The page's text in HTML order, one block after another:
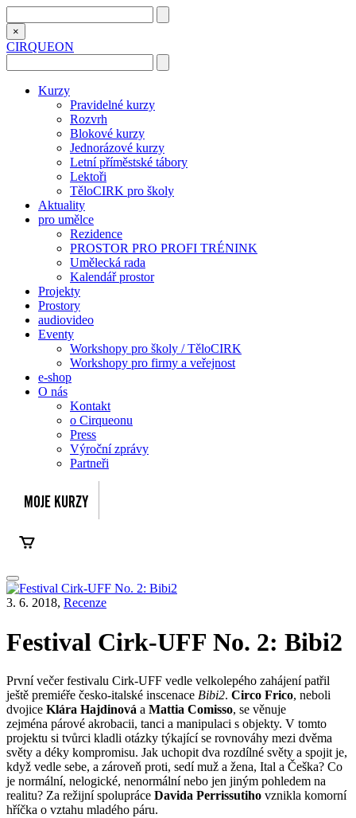
×
CIRQUEON
Kurzy
Pravidelné kurzy
Rozvrh
Blokové kurzy
Jednorázové kurzy
Letní příměstské tábory
Lektoři
TěloCIRK pro školy
Aktuality
pro umělce
Rezidence
PROSTOR PRO PROFI TRÉNINK
Umělecká rada
Kalendář prostor
Projekty
Prostory
audiovideo
Eventy
Workshopy pro školy / TěloCIRK
Workshopy pro firmy a veřejnost
e-shop
O nás
Kontakt
o Cirqueonu
Press
Výroční zprávy
Partneři
3. 6. 2018, Recenze
Festival Cirk-UFF No. 2: Bibi2
První večer festivalu Cirk-UFF vedle velkolepého zahájení patřil
ještě premiéře česko-italské inscenace Bibi2. Circo Frico, neboli
dvojice Klára Hajdinová a Mattia Comisso, se věnuje
zejména párové akrobacii, tanci a manipulaci s objekty. V tomto
projektu si tvůrci kladli otázky týkající se rovnováhy mezi dvěma
světy a déky kompromisu. Jak uchopit dva rozdílné světy a spojit je,
když vedle sebe, a zároveň proti, sedí muž a žena, Ital a Češka? Co
je normální, nelogické, nenormální nebo jen jiným pohledem na
realitu? Za režijní spolupráce Davida Perrissutiho vznikla komorní
hříčka o vztahu mladého páru.